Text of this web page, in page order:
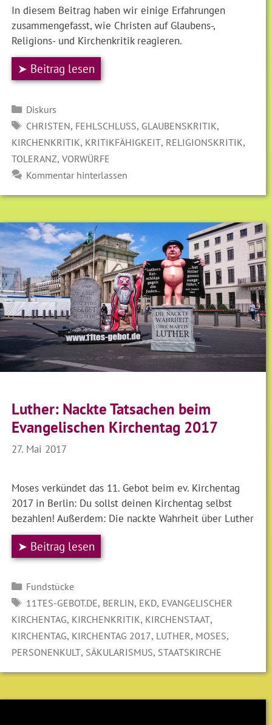
In diesem Beitrag haben wir einige Erfahrungen
zusammengefasst, wie Christen auf Glaubens-,
Religions- und Kirchenkritik reagieren.
➤ Beitrag lesen
Kategorien
Diskurs
SCHLAGWÖRTER
CHRISTEN, FEHLSCHLUSS, GLAUBENSKRITIK,
KIRCHENKRITIK, KRITIKFÄHIGKEIT, RELIGIONSKRITIK,
TOLERANZ,VORWÜRFE
Kommentar hinterlassen
Luther: Nackte Tatsachen beim
Evangelischen Kirchentag 2017
27. Mai 2017
Moses verkündet das 11. Gebot beim ev. Kirchentag
2017 in Berlin: Du sollst deinen Kirchentag selbst
bezahlen! Außerdem: Die nackte Wahrheit über Luther
➤ Beitrag lesen
Kategorien
Fundstücke
SCHLAGWÖRTER
11TES-GEBOT.DE, BERLIN, EKD, EVANGELISCHER
KIRCHENTAG, KIRCHENKRITIK, KIRCHENSTAAT,
KIRCHENTAG, KIRCHENTAG 2017, LUTHER, MOSES,
PERSONENKULT, SÄKULARISMUS, STAATSKIRCHE